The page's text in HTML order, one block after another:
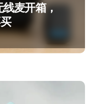
线麦开箱，